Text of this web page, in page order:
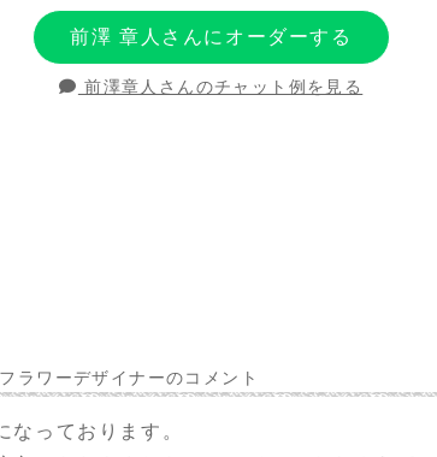
前澤 章人さんにオーダーする
前澤章人さんのチャット例を見る
ラワーデザイナーのコメント
なっております。